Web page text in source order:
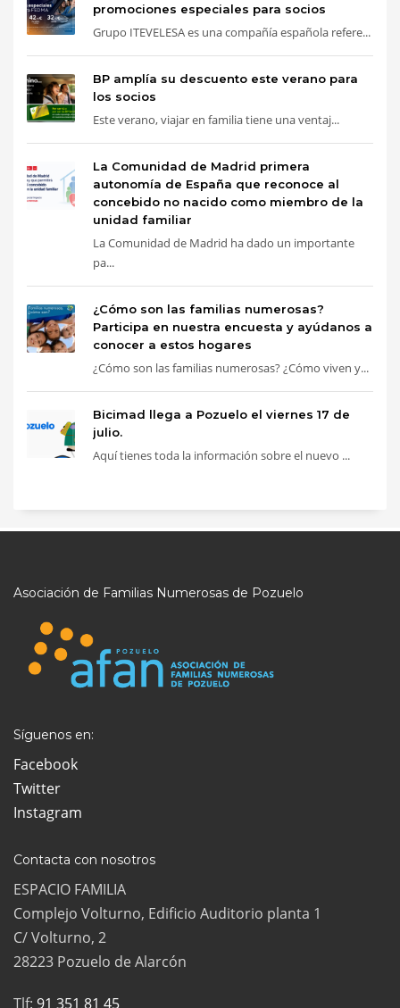
promociones especiales para socios
Grupo ITEVELESA es una compañía española refere...
BP amplía su descuento este verano para
los socios
Este verano, viajar en familia tiene una ventaj...
La Comunidad de Madrid primera
autonomía de España que reconoce al
concebido no nacido como miembro de la
unidad familiar
La Comunidad de Madrid ha dado un importante
pa...
¿Cómo son las familias numerosas?
Participa en nuestra encuesta y ayúdanos a
conocer a estos hogares
¿Cómo son las familias numerosas? ¿Cómo viven y...
Bicimad llega a Pozuelo el viernes 17 de
julio.
Aquí tienes toda la información sobre el nuevo ...
Asociación de Familias Numerosas de Pozuelo
Síguenos en:
Facebook
Twitter
Instagram
Contacta con nosotros
ESPACIO FAMILIA
Complejo Volturno, Edificio Auditorio planta 1
C/ Volturno, 2
28223 Pozuelo de Alarcón
Tlf: 91 351 81 45